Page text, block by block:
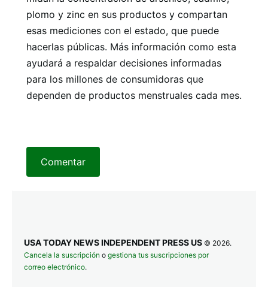
plomo y zinc en sus productos y compartan
esas mediciones con el estado, que puede
hacerlas públicas. Más información como esta
ayudará a respaldar decisiones informadas
para los millones de consumidoras que
dependen de productos menstruales cada mes.
Comentar
USA TODAY NEWS INDEPENDENT PRESS US © 2026.
Cancela la suscripción o gestiona tus suscripciones por
correo electrónico.